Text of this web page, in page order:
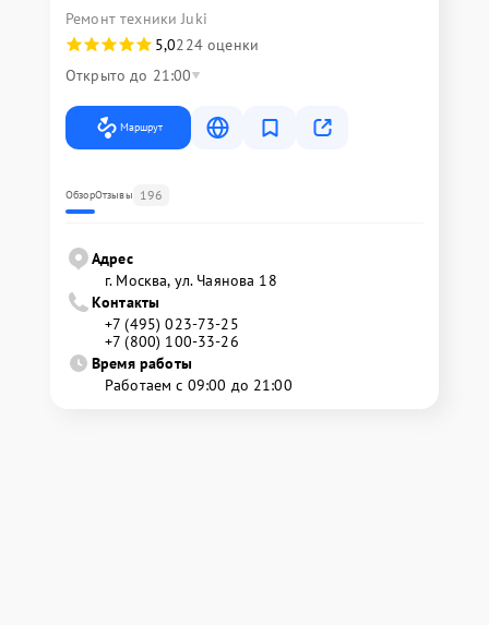
Ремонт техники Juki
5,0224 оценки
Открыто до 21:00
Маршрут
ОбзорОтзывы 196
Адрес
г. Москва, ул. Чаянова 18
Контакты
+7 (495) 023-73-25
+7 (800) 100-33-26
Время работы
Работаем с 09:00 до 21:00